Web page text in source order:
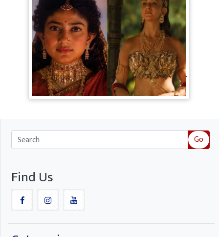
Ramayana Trailer: सीता से ज्यादा Rakul
Preet Singh की चर्चा, Shurpanakha के लुक
ने लूटी महफिल
Go
Find Us